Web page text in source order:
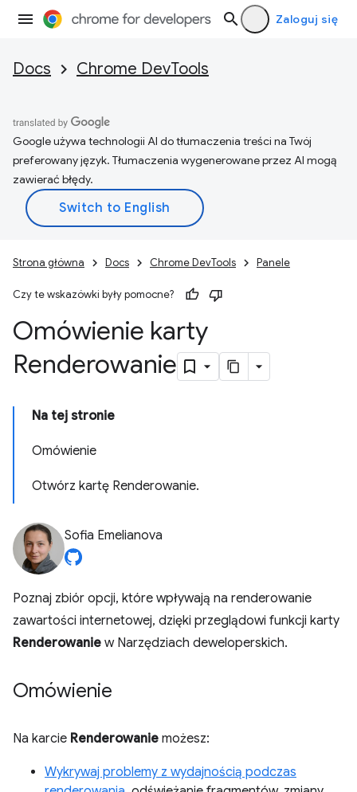
Zaloguj się
Docs Chrome DevTools
Google używa technologii AI do tłumaczenia treści na Twój
preferowany język. Tłumaczenia wygenerowane przez AI mogą
zawierać błędy.
Strona główna Docs Chrome DevTools Panele
Czy te wskazówki były pomocne?
Omówienie karty
Renderowanie
Na tej stronie
Omówienie
Otwórz kartę Renderowanie.
Sofia Emelianova
Poznaj zbiór opcji, które wpływają na renderowanie
zawartości internetowej, dzięki przeglądowi funkcji karty
Renderowanie w Narzędziach deweloperskich.
Omówienie
Na karcie Renderowanie możesz:
Wykrywaj problemy z wydajnością podczas